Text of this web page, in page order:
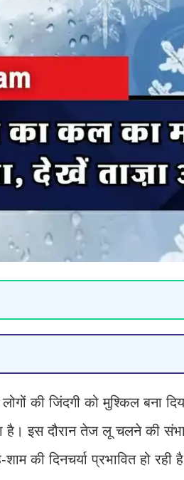
लोगों की जिंदगी को मुश्किल बना
है। इस दौरान तेज लू चलने की
की दिनचर्या प्रभावित हो रही